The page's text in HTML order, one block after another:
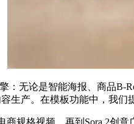
：无论是智能海报、商品
生产。在模板功能中，我
规格视频，再到Sora 2创